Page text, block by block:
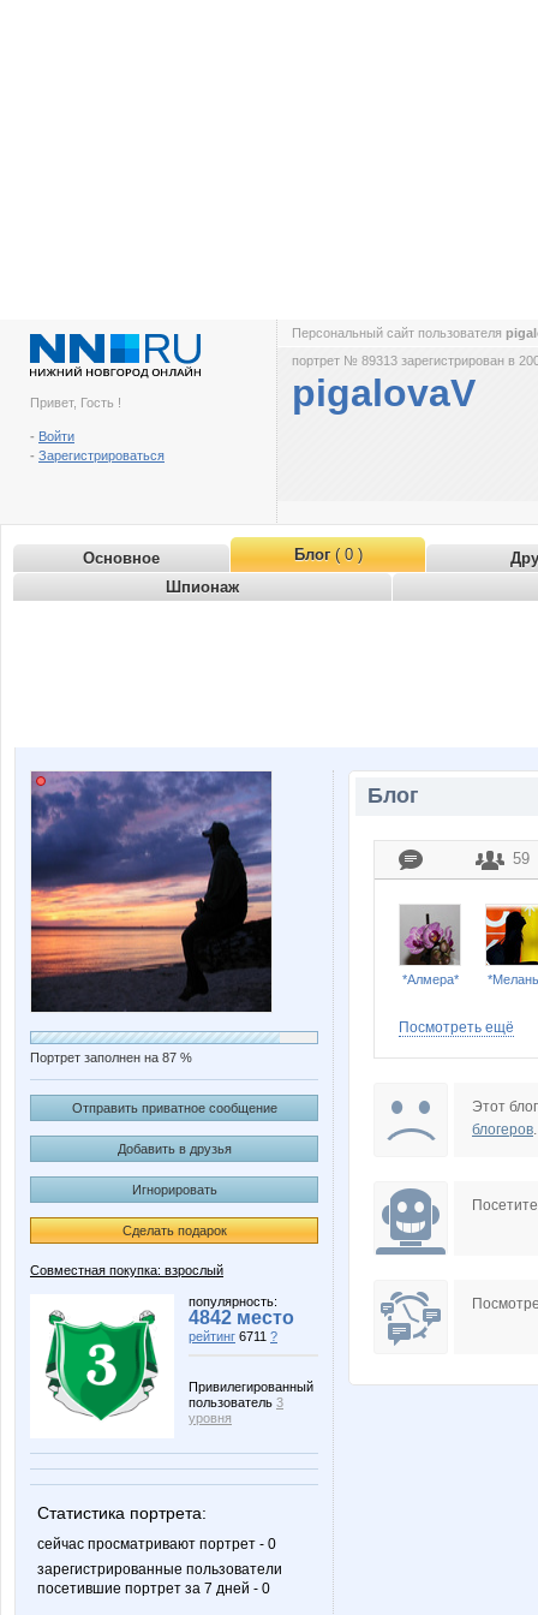
Привет, Гость !
- Войти
- Зарегистрироваться
Персональный сайт пользователя
портрет № 89313 зарегистрирован в
pigalovaV
Основное Блог( 0 )
Шпионаж
Портрет заполнен на 87 %
Отправить приватное сообщение
Добавить в друзья
Игнорировать
Сделать подарок
Совместная покупка: взрослый
популярность:
4842 место
рейтинг 6711 ?
Привилегированный
пользователь 3
уровня
Статистика портрета:
сейчас просматривают портрет - 0
зарегистрированные пользователи
посетившие портрет за 7 дней - 0
Блог
59
*Алмера*
Ksenneya
Nata.li Nata30
Посмотреть ещё
Этот
блогеров.